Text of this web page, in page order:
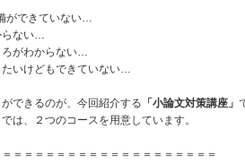
ができていない…
らない…
ろがわからない…
たいけどもできていない…
できるのが、今回紹介する 「小論文対策講座」
は、２つのコースを用意しています。
＝＝＝＝＝＝＝＝＝＝＝＝＝＝＝＝＝＝＝